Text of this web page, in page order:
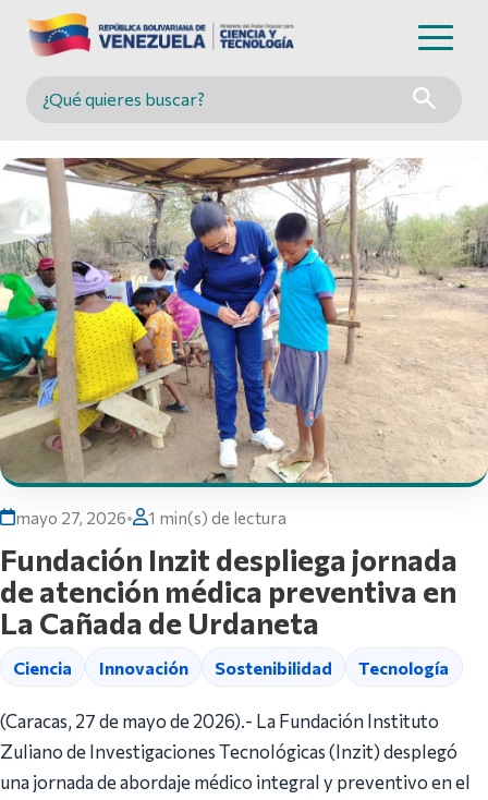
Buscar en MINCYT
mayo 27, 2026• 1 min(s) de lectura
Fundación Inzit despliega jornada
de atención médica preventiva en
La Cañada de Urdaneta
Ciencia Innovación Sostenibilidad Tecnología
(Caracas, 27 de mayo de 2026).- La Fundación Instituto
Zuliano de Investigaciones Tecnológicas (Inzit) desplegó
una jornada de abordaje médico integral y preventivo en el